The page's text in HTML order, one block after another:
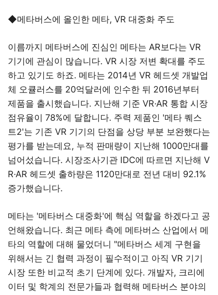
◆메타버스에 올인한 메타, VR 대중화 주도
이름까지 메타버스에 진심인 메타는 AR보다는 VR
기기에 관심이 많습니다. VR 시장 저변 확대를 주도
하고 있기도 하죠. 메타는 2014년 VR 헤드셋 개발업
체 오큘러스를 20억달러에 인수한 뒤 2016년부터
제품을 출시했습니다. 지난해 기준 VR·AR 통합 시장
점유율이 78%에 달합니다. 주력 제품인 '메타 퀘스
트2'는 기존 VR 기기의 단점을 상당 부분 보완했다는
평가를 받는데요, 누적 판매량이 지난해 1000만대를
넘어섰습니다. 시장조사기관 IDC에 따르면 지난해 V
R·AR 헤드셋 출하량은 1120만대로 전년 대비 92.1%
증가했습니다.
메타는 '메타버스 대중화'에 핵심 역할을 하겠다고 공
언해왔습니다. 최근 메타 측에 메타버스 산업에서 메
타의 역할에 대해 물었더니 "메타버스 세계 구현을
위해서는 긴 협력 과정이 필수적이고 아직 VR 기기
시장 또한 비교적 초기 단계에 있다. 개발자, 크리에
이터 및 학계의 전문가들과 협력해 메타버스 분야의